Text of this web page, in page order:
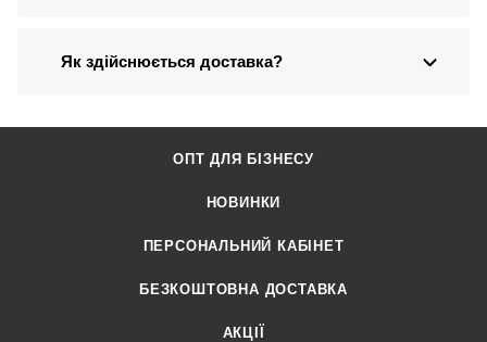
Як здійснюється доставка?
ОПТ ДЛЯ БІЗНЕСУ
НОВИНКИ
ПЕРСОНАЛЬНИЙ КАБІНЕТ
БЕЗКОШТОВНА ДОСТАВКА
АКЦІЇ